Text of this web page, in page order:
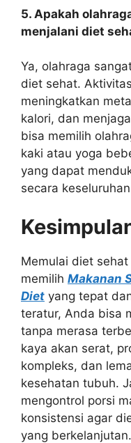
5. Apakah
menjalani diet
Ya, olahraga
diet sehat.
meningkatkan
kalori, dan
bisa memilih
kaki atau yoga
yang dapat
secara
Memulai diet
memilih Makanan
Diet yang tepat
teratur, Anda bisa
tanpa merasa
kaya akan serat,
kompleks, dan
kesehatan tubuh.
mengontrol porsi
konsistensi agar
yang berkelanjutan.